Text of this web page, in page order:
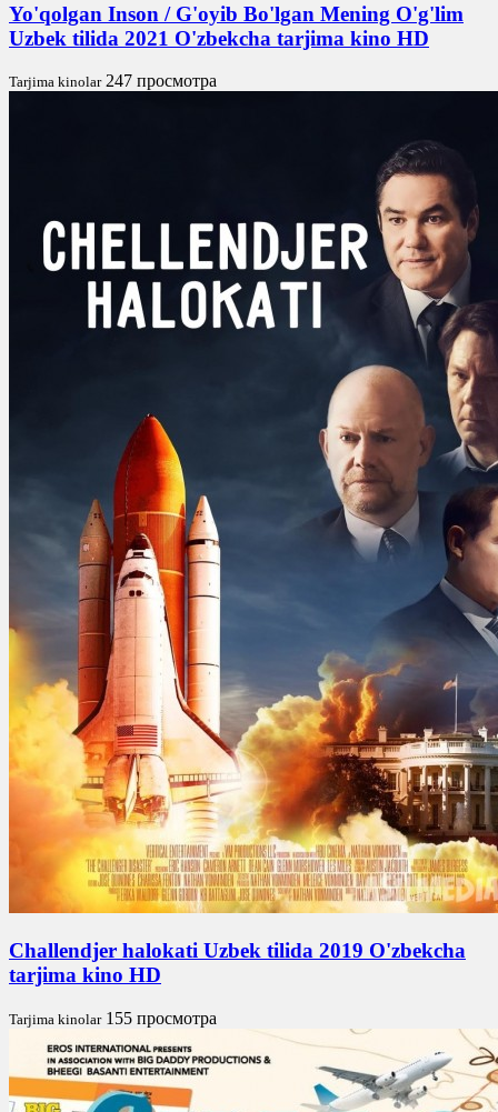
Yo'qolgan Inson / G'oyib Bo'lgan Mening O'g'lim
Uzbek tilida 2021 O'zbekcha tarjima kino HD
Tarjima kinolar 247 просмотра
Challendjer halokati Uzbek tilida 2019 O'zbekcha
tarjima kino HD
Tarjima kinolar 155 просмотра